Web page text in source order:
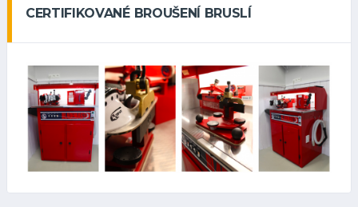
CERTIFIKOVANÉ BROUŠENÍ BRUSLÍ